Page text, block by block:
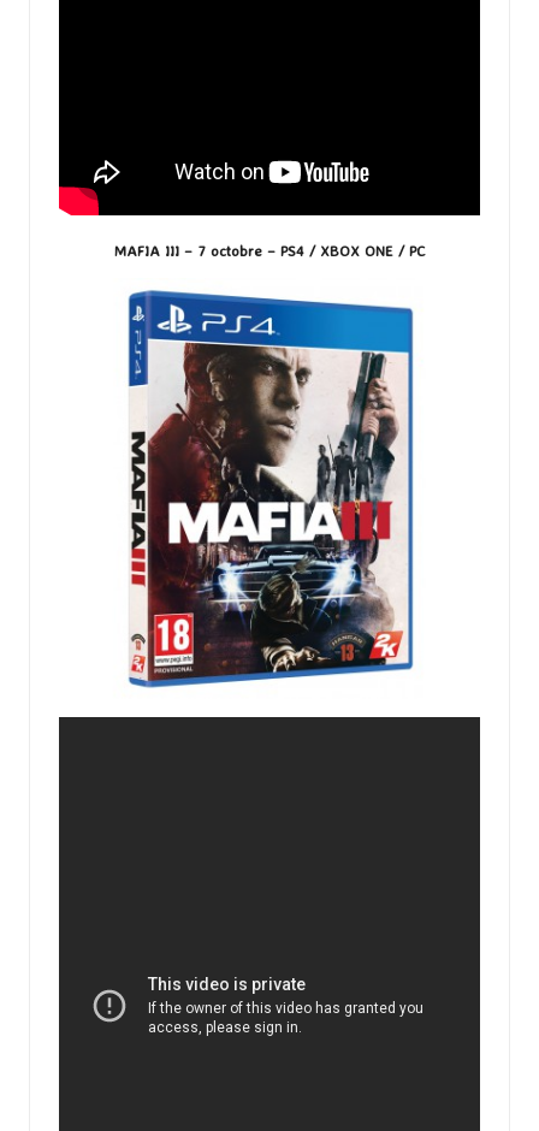
MAFIA III – 7 octobre – PS4 / XBOX ONE / PC